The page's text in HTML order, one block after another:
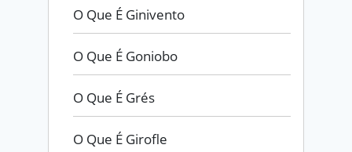
O Que É Ginivento
O Que É Goniobo
O Que É Grés
O Que É Girofle